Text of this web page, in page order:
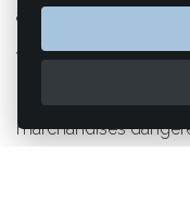
annoncée par le
Véhicules spécialisés
Les véhicules
marchandises